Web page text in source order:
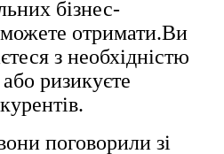
бізнес-
можете отримати.Ви
з необхідністю
ризикуєте
поговорили зі